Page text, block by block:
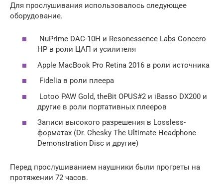
Для прослушивания использовалось следующее
оборудование.
NuPrime DAC-10H и Resonessence Labs Concero
HP в роли ЦАП и усилителя
Apple MacBook Pro Retina 2016 в роли источника
Fidelia в роли плеера
Lotoo PAW Gold, theBit OPUS#2 и iBasso DX200 и
другие в роли портативных плееров
Записи высокого разрешения в Lossless-
форматах (Dr. Chesky The Ultimate Headphone
Demonstration Disc и другие)
Перед прослушиванием наушники были прогреты на
протяжении 72 часов.